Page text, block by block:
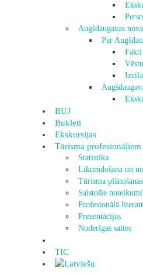
Augšdaugavas
Par
BUJ
Bukleti
Ekskursijas
Tūrisma profesionāļiem
Statistika
Likumdošana un
Tūrisma
Saistošie noteikumi
Profesionālā
Prezentācijas
Noderīgas saites
TIC